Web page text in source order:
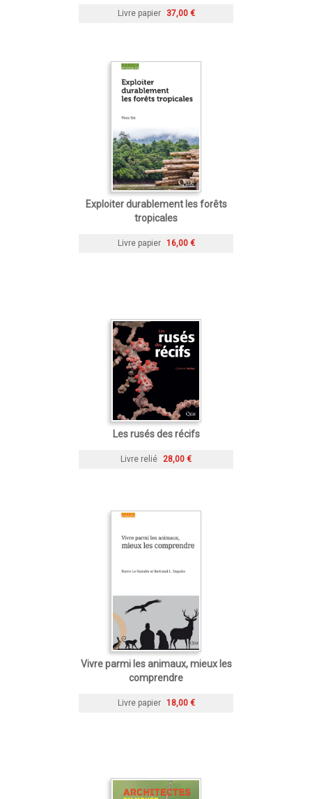
Livre papier 37,00 €
Exploiter durablement les forêts
tropicales
Livre papier 16,00 €
Les rusés des récifs
Livre relié 28,00 €
Vivre parmi les animaux, mieux les
comprendre
Livre papier 18,00 €